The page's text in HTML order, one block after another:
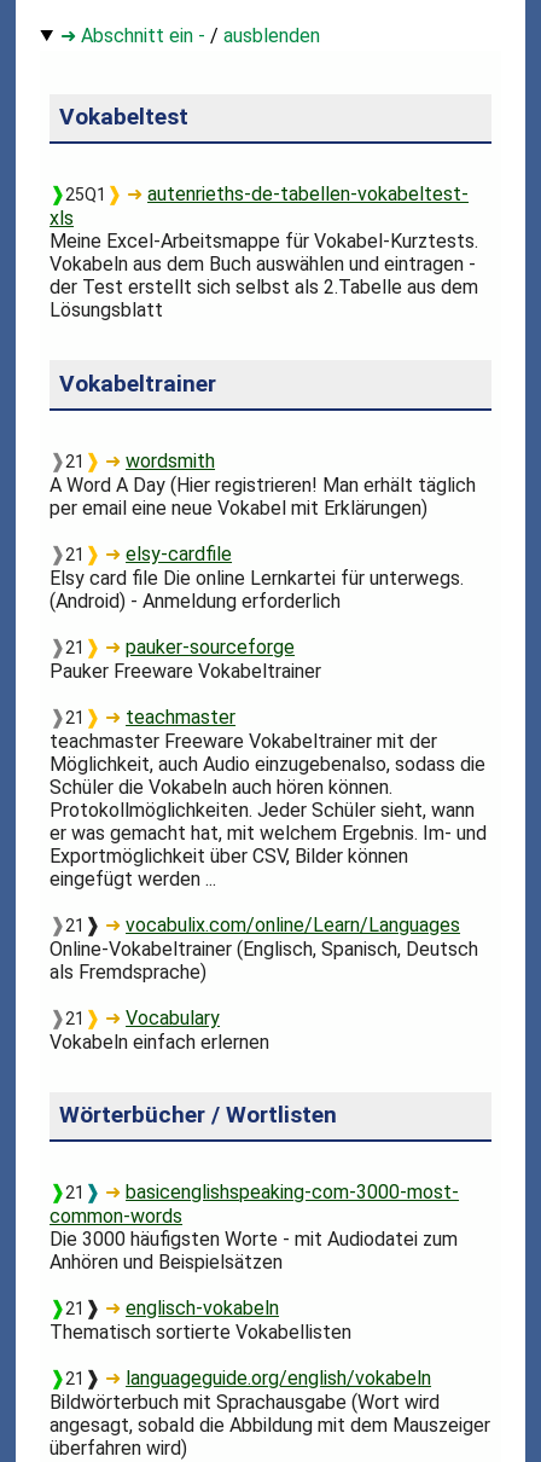
➜ Abschnitt ein - /ausblenden
Vokabeltest
❱25Q1 ❱ ➜autenrieths-de-tabellen-vokabeltest-
xls
Meine Excel-Arbeitsmappe für Vokabel-Kurztests.
Vokabeln aus dem Buch auswählen und eintragen -
der Test erstellt sich selbst als 2.Tabelle aus dem
Lösungsblatt
Vokabeltrainer
❱21 ❱ ➜wordsmith
A Word A Day (Hier registrieren! Man erhält täglich
per email eine neue Vokabel mit Erklärungen)
❱21 ❱ ➜elsy-cardfile
Elsy card file Die online Lernkartei für unterwegs.
(Android) - Anmeldung erforderlich
❱21 ❱ ➜pauker-sourceforge
Pauker Freeware Vokabeltrainer
❱21 ❱ ➜ teachmaster
teachmaster Freeware Vokabeltrainer mit der
Möglichkeit, auch Audio einzugebenalso, sodass die
Schüler die Vokabeln auch hören können.
Protokollmöglichkeiten. Jeder Schüler sieht, wann
er was gemacht hat, mit welchem Ergebnis. Im- und
Exportmöglichkeit über CSV, Bilder können
eingefügt werden ...
❱21 ❱ ➜vocabulix.com/online/Learn/Languages
Online-Vokabeltrainer (Englisch, Spanisch, Deutsch
als Fremdsprache)
❱21 ❱ ➜Vocabulary
Vokabeln einfach erlernen
Wörterbücher / Wortlisten
❱21 ❱ ➜basicenglishspeaking-com-3000-most-
common-words
Die 3000 häufigsten Worte - mit Audiodatei zum
Anhören und Beispielsätzen
❱21 ❱ ➜englisch-vokabeln
Thematisch sortierte Vokabellisten
❱21 ❱ ➜ languageguide.org/english/vokabeln
Bildwörterbuch mit Sprachausgabe (Wort wird
angesagt, sobald die Abbildung mit dem Mauszeiger
überfahren wird)